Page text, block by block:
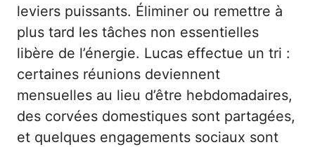
leviers puissants. Éliminer ou remettre à
plus tard les tâches non essentielles
libère de l’énergie. Lucas effectue un tri :
certaines réunions deviennent
mensuelles au lieu d’être hebdomadaires,
des corvées domestiques sont partagées,
et quelques engagements sociaux sont